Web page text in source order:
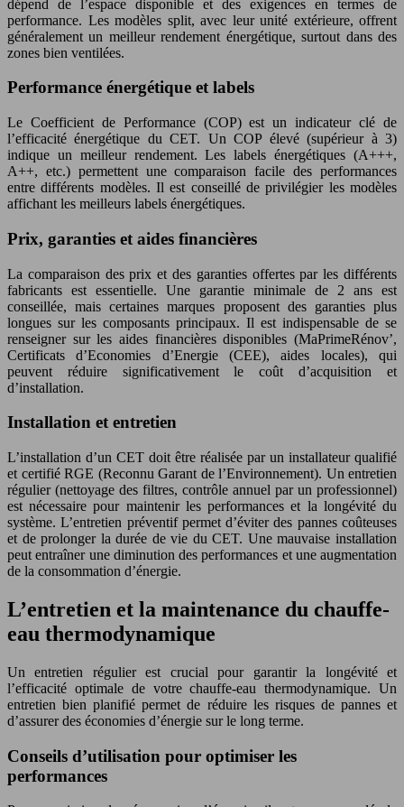
dépend de l’espace disponible et des exigences en termes de
performance. Les modèles split, avec leur unité extérieure, offrent
généralement un meilleur rendement énergétique, surtout dans des
zones bien ventilées.
Performance énergétique et labels
Le Coefficient de Performance (COP) est un indicateur clé de
l’efficacité énergétique du CET. Un COP élevé (supérieur à 3)
indique un meilleur rendement. Les labels énergétiques (A+++,
A++, etc.) permettent une comparaison facile des performances
entre différents modèles. Il est conseillé de privilégier les modèles
affichant les meilleurs labels énergétiques.
Prix, garanties et aides financières
La comparaison des prix et des garanties offertes par les différents
fabricants est essentielle. Une garantie minimale de 2 ans est
conseillée, mais certaines marques proposent des garanties plus
longues sur les composants principaux. Il est indispensable de se
renseigner sur les aides financières disponibles (MaPrimeRénov’,
Certificats d’Economies d’Energie (CEE), aides locales), qui
peuvent réduire significativement le coût d’acquisition et
d’installation.
Installation et entretien
L’installation d’un CET doit être réalisée par un installateur qualifié
et certifié RGE (Reconnu Garant de l’Environnement). Un entretien
régulier (nettoyage des filtres, contrôle annuel par un professionnel)
est nécessaire pour maintenir les performances et la longévité du
système. L’entretien préventif permet d’éviter des pannes coûteuses
et de prolonger la durée de vie du CET. Une mauvaise installation
peut entraîner une diminution des performances et une augmentation
de la consommation d’énergie.
L’entretien et la maintenance du chauffe-
eau thermodynamique
Un entretien régulier est crucial pour garantir la longévité et
l’efficacité optimale de votre chauffe-eau thermodynamique. Un
entretien bien planifié permet de réduire les risques de pannes et
d’assurer des économies d’énergie sur le long terme.
Conseils d’utilisation pour optimiser les
performances